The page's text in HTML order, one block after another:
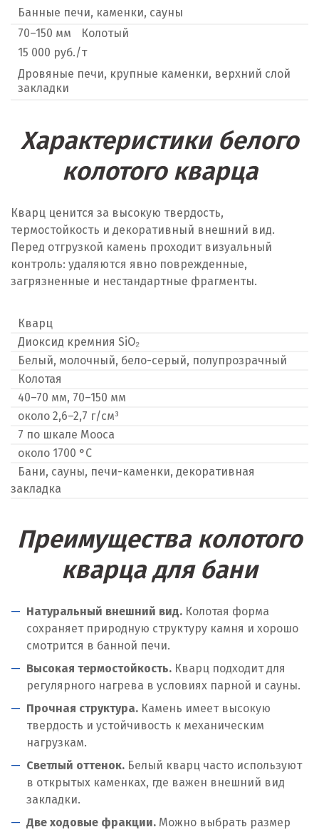
Банные печи, каменки, сауны
70–150 мм
Колотый
15 000 руб./т
Дровяные печи, крупные каменки, верхний слой
закладки
Характеристики белого
колотого кварца
Кварц ценится за высокую твердость,
термостойкость и декоративный внешний вид.
Перед отгрузкой камень проходит визуальный
контроль: удаляются явно поврежденные,
загрязненные и нестандартные фрагменты.
Кварц
Диоксид кремния SiO₂
Белый, молочный, бело-серый, полупрозрачный
Колотая
40–70 мм, 70–150 мм
около 2,6–2,7 г/см³
7 по шкале Мооса
около 1700 °C
Бани, сауны, печи-каменки, декоративная
закладка
Преимущества колотого
кварца для бани
Натуральный внешний вид. Колотая форма
сохраняет природную структуру камня и хорошо
смотрится в банной печи.
Высокая термостойкость. Кварц подходит для
регулярного нагрева в условиях парной и сауны.
Прочная структура. Камень имеет высокую
твердость и устойчивость к механическим
нагрузкам.
Светлый оттенок. Белый кварц часто используют
в открытых каменках, где важен внешний вид
закладки.
Две ходовые фракции. Можно выбрать размер